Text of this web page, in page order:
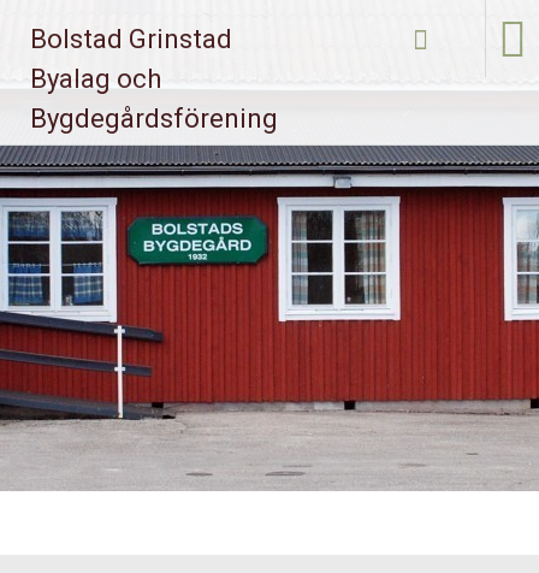
Bolstad Grinstad
Byalag och
Bygdegårdsförening